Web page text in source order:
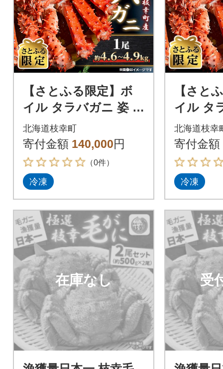
【さとふる限定】ボ
イル タラバガニ 姿 1
尾 (約4.6kg～4.9kg)
北海道オホーツク枝幸
町産
北海道枝幸町
寄付金額 140,000円
（0件）
冷凍
【さと
イル タ
尾 (約
道オホ
北海道枝幸
寄付金額
冷凍
在庫なし 受